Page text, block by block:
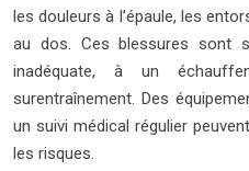
les douleurs à l’épaule, les
au dos. Ces blessures sont
inadéquate, à un
surentraînement. Des
un suivi médical régulier
les risques.